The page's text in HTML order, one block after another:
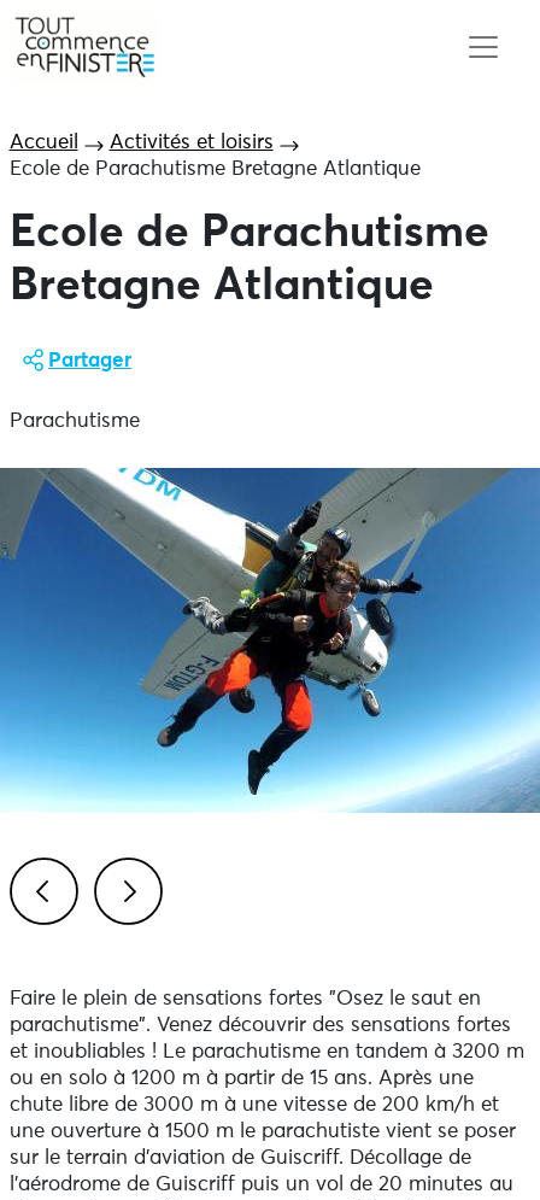
Accueil
Activités et loisirs
Ecole de Parachutisme Bretagne Atlantique
Ecole de Parachutisme
Bretagne Atlantique
Partager
Parachutisme
Faire le plein de sensations fortes "Osez le saut en
parachutisme". Venez découvrir des sensations fortes
et inoubliables ! Le parachutisme en tandem à 3200 m
ou en solo à 1200 m à partir de 15 ans. Après une
chute libre de 3000 m à une vitesse de 200 km/h et
une ouverture à 1500 m le parachutiste vient se poser
sur le terrain d'aviation de Guiscriff. Décollage de
l'aérodrome de Guiscriff puis un vol de 20 minutes au